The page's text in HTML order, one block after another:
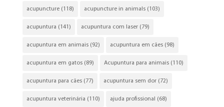
acupuncture(118) acupuncture in animals(103)
acupuntura (141) acupuntura com laser(79)
acupuntura em animais(92) acupuntura em cães(98)
acupuntura em gatos(89) Acupuntura para animais(110)
acupuntura para cães(77) acupuntura sem dor(72)
acupuntura veterinária (110) ajuda profissional (68)